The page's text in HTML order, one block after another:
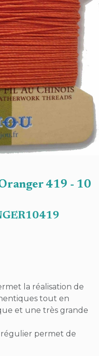
419 - 10
la réalisation de
tout en
et une très grande
régulier permet de